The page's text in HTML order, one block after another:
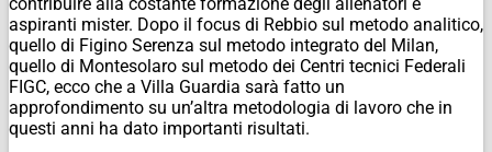
aspiranti mister. Dopo il focus di Rebbio sul metodo analitico,
quello di Figino Serenza sul metodo integrato del Milan,
quello di Montesolaro sul metodo dei Centri tecnici Federali
FIGC, ecco che a Villa Guardia sarà fatto un
approfondimento su un’altra metodologia di lavoro che in
questi anni ha dato importanti risultati.